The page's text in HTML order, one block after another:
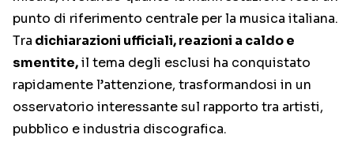
punto di riferimento centrale per la musica italiana.
Tra dichiarazioni ufficiali, reazioni a caldo e
smentite,il tema degli esclusi ha conquistato
rapidamente l’attenzione, trasformandosi in un
osservatorio interessante sul rapporto tra artisti,
pubblico e industria discografica.